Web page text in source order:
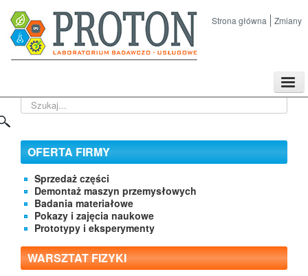
Strona główna Zmiany
Kontakt
Szukaj...
OFERTA FIRMY
Sprzedaż części
Demontaż maszyn przemysłowych
Badania materiałowe
Pokazy i zajęcia naukowe
Prototypy i eksperymenty
WARSZTAT FIZYKI